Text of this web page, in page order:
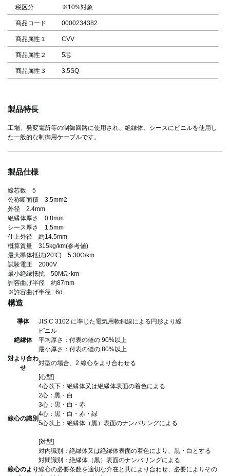
税区分 ※10%対象
商品コード 0000234382
商品属性１ CVV
商品属性２ 5芯
商品属性３ 3.5SQ
製品特長
工場、発変電所等の制御回路に使用され、絶縁体、シースにビニルを使用し
た一般的な制御用ケーブルです。
製品仕様
線芯数 5
公称断面積 3.5mm2
外径 2.4mm
絶縁体厚さ 0.8mm
シース厚さ 1.5mm
仕上外径 約14.5mm
概算質量 315kg/km(参考値)
最大導体抵抗(20℃) 5.30Ω/km
試験電圧 2000V
最小絶縁抵抗 50MΩ･km
許容曲げ半径 約87mm
※許容曲げ半径 : 6d
構造
導体 JIS C 3102 に準じた電気用軟銅線による円形より線
絶縁体
ビニル
平均厚さ：付表の値の 90%以上
最小厚さ：付表の値の 80%以上
対より合わ
せ
対型の場合、2 線心をより合わせる
線心の識別
[心型]
4心以下：絶縁体又は絶縁体表面の着色による
2心：黒・白
3心：黒・白・赤
4心：黒・白・赤・緑
5心以上：絶縁体（黒）表面のナンバリングによる
[対型]
対内識別：絶縁体又は絶縁体表面の着色により、黒・白とする
対間識別：絶縁体（黒）表面のナンバリングによる
線心のより線心の必要条数を適切な介在と共により合わせ、必要によりその